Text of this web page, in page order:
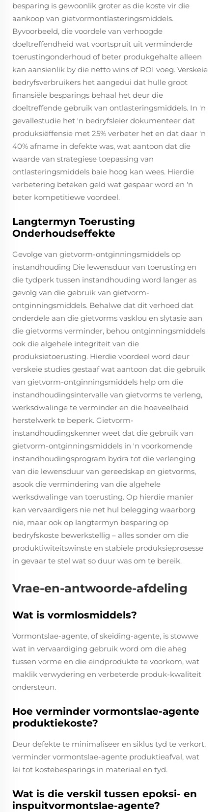
besparing is gewoonlik groter as die koste vir die
aankoop van gietvormontlasteringsmiddels.
Byvoorbeeld, die voordele van verhoogde
doeltreffendheid wat voortspruit uit verminderde
toerustingonderhoud of beter produkgehalte alleen
kan aansienlik by die netto wins of ROI voeg. Verskeie
bedryfsverbruikers het aangedui dat hulle groot
finansiële besparings behaal het deur die
doeltreffende gebruik van ontlasteringsmiddels. In 'n
gevallestudie het 'n bedryfsleier dokumenteer dat
produksiëffensie met 25% verbeter het en dat daar 'n
40% afname in defekte was, wat aantoon dat die
waarde van strategiese toepassing van
ontlasteringsmiddels baie hoog kan wees. Hierdie
verbetering beteken geld wat gespaar word en 'n
beter kompetitiewe voordeel.
Langtermyn Toerusting
Onderhoudseffekte
Gevolge van gietvorm-ontginningsmiddels op
instandhouding Die lewensduur van toerusting en
die tydperk tussen instandhouding word langer as
gevolg van die gebruik van gietvorm-
ontginningsmiddels. Behalwe dat dit verhoed dat
onderdele aan die gietvorms vasklou en slytasie aan
die gietvorms verminder, behou ontginningsmiddels
ook die algehele integriteit van die
produksietoerusting. Hierdie voordeel word deur
verskeie studies gestaaf wat aantoon dat die gebruik
van gietvorm-ontginningsmiddels help om die
instandhoudingsintervalle van gietvorms te verleng,
werksdwalinge te verminder en die hoeveelheid
herstelwerk te beperk. Gietvorm-
instandhoudingskenner weet dat die gebruik van
gietvorm-ontginningsmiddels in 'n voorkomende
instandhoudingsprogram bydra tot die verlenging
van die lewensduur van gereedskap en gietvorms,
asook die vermindering van die algehele
werksdwalinge van toerusting. Op hierdie manier
kan vervaardigers nie net hul belegging waarborg
nie, maar ook op langtermyn besparing op
bedryfskoste bewerkstellig – alles sonder om die
produktiwiteitswinste en stabiele produksieprosesse
in gevaar te stel wat so duur was om te bereik.
Vrae-en-antwoorde-afdeling
Wat is vormlosmiddels?
Vormontslae-agente, of skeiding-agente, is stowwe
wat in vervaardiging gebruik word om die aheg
tussen vorme en die eindprodukte te voorkom, wat
maklik verwydering en verbeterde produk-kwaliteit
ondersteun.
Hoe verminder vormontslae-agente
produktiekoste?
Deur defekte te minimaliseer en siklus tyd te verkort,
verminder vormontslae-agente produktieafval, wat
lei tot kostebesparings in materiaal en tyd.
Wat is die verskil tussen epoksi- en
inspuitvormontslae-agente?